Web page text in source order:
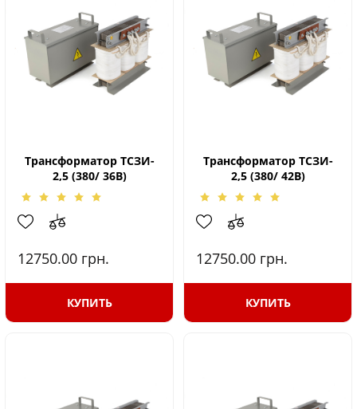
Трансформатор ТСЗИ-
2,5 (380/ 36В)
12750.00 грн.
КУПИТЬ
Трансформатор ТСЗИ-
2,5 (380/ 42В)
12750.00 грн.
КУПИТЬ